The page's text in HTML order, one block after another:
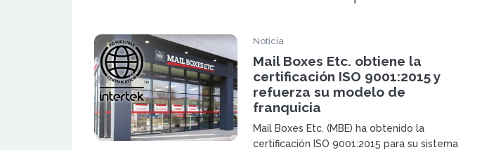
Noticia
Mail Boxes Etc. obtiene la
certificación ISO 9001:2015 y
refuerza su modelo de
franquicia
Mail Boxes Etc. (MBE) ha obtenido la
certificación ISO 9001:2015 para su sistema